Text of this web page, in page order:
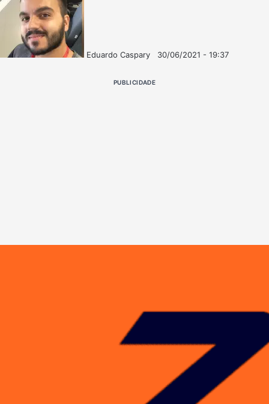
Eduardo Caspary
Xe-
30/06/2021 - 19:37
PUBLICIDADE